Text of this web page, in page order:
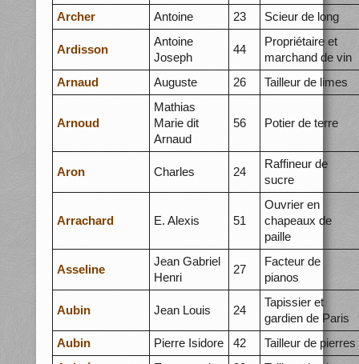
Archer
Antoine 23 Scieur de long
Ardisson
Antoine
Joseph
44
Propriétaire et
marchand de vin
Arnaud
Auguste 26 Tailleur de limes
Arnoud
Mathias
Marie dit
Arnaud
56 Potier de terre
Aron Charles 24
Raffineur de
sucre
Arrachard E. Alexis 51
Ouvrier en
chapeaux de
paille
Asseline
Jean Gabriel
Henri
27
Facteur de
pianos
Aubin Jean Louis 24
Tapissier et
gardien de Paris
Aubin
Pierre Isidore 42
Tailleur de pierres